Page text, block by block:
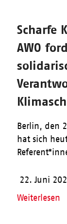
Scharfe
AWO
Berlin, den
hat sich
22. Juni
Weiterlesen